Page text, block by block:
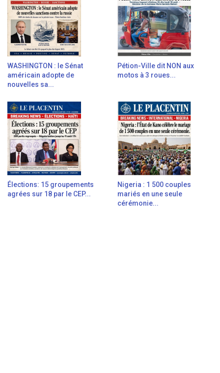
WASHINGTON : le Sénat
américain adopte de
nouvelles sa...
Pétion-Ville dit NON aux
motos à 3 roues...
Élections: 15 groupements
agrées sur 18 par le CEP...
Nigeria : 1 500 couples
mariés en une seule
cérémonie...